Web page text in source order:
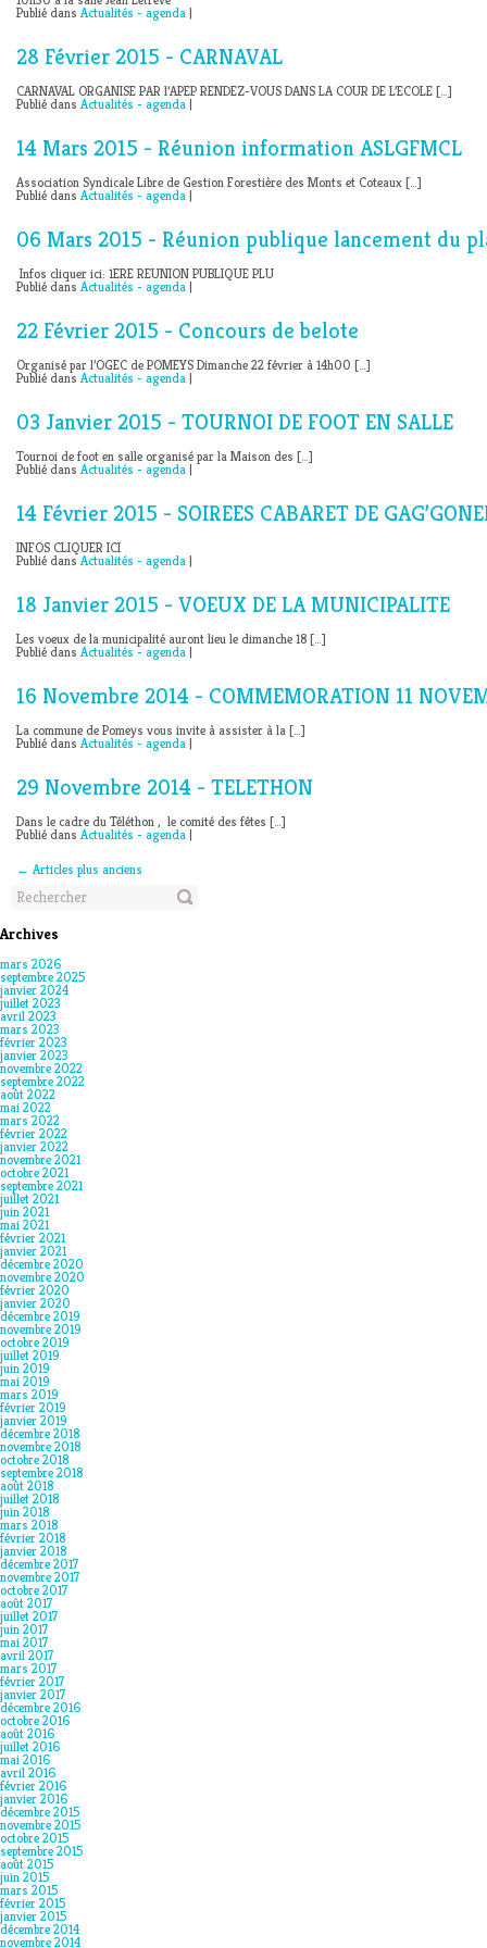
Publié dans Actualités - agenda |
28 Février 2015 - CARNAVAL
CARNAVAL ORGANISE PAR l’APEP RENDEZ-VOUS DANS LA COUR DE L’ECOLE […]
Publié dans Actualités - agenda |
14 Mars 2015 - Réunion information ASLGFMCL
Association Syndicale Libre de Gestion Forestière des Monts et Coteaux […]
Publié dans Actualités - agenda |
06 Mars 2015 - Réunion publique lancement du
Infos cliquer ici: 1ERE REUNION PUBLIQUE PLU
Publié dans Actualités - agenda |
22 Février 2015 - Concours de belote
Organisé par l’OGEC de POMEYS Dimanche 22 février à 14h00 […]
Publié dans Actualités - agenda |
03 Janvier 2015 - TOURNOI DE FOOT EN SALLE
Tournoi de foot en salle organisé par la Maison des […]
Publié dans Actualités - agenda |
14 Février 2015 - SOIREES CABARET DE
INFOS CLIQUER ICI
Publié dans Actualités - agenda |
18 Janvier 2015 - VOEUX DE LA MUNICIPALITE
Les voeux de la municipalité auront lieu le dimanche 18 […]
Publié dans Actualités - agenda |
16 Novembre 2014 - COMMEMORATION 11
La commune de Pomeys vous invite à assister à la […]
Publié dans Actualités - agenda |
29 Novembre 2014 - TELETHON
Dans le cadre du Téléthon , le comité des fêtes […]
Publié dans Actualités - agenda |
← Articles plus anciens
Archives
mars 2026
septembre 2025
janvier 2024
juillet 2023
avril 2023
mars 2023
février 2023
janvier 2023
novembre 2022
septembre 2022
août 2022
mai 2022
mars 2022
février 2022
janvier 2022
novembre 2021
octobre 2021
septembre 2021
juillet 2021
juin 2021
mai 2021
février 2021
janvier 2021
décembre 2020
novembre 2020
février 2020
janvier 2020
décembre 2019
novembre 2019
octobre 2019
juillet 2019
juin 2019
mai 2019
mars 2019
février 2019
janvier 2019
décembre 2018
novembre 2018
octobre 2018
septembre 2018
août 2018
juillet 2018
juin 2018
mars 2018
février 2018
janvier 2018
décembre 2017
novembre 2017
octobre 2017
août 2017
juillet 2017
juin 2017
mai 2017
avril 2017
mars 2017
février 2017
janvier 2017
décembre 2016
octobre 2016
août 2016
juillet 2016
mai 2016
avril 2016
février 2016
janvier 2016
décembre 2015
novembre 2015
octobre 2015
septembre 2015
août 2015
juin 2015
mars 2015
février 2015
janvier 2015
décembre 2014
novembre 2014